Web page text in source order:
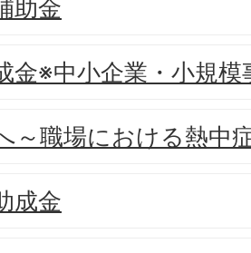
助金
金※中小企業・小規模
～職場における熱中
成金